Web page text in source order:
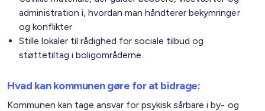
administration i, hvordan man håndterer bekymringer
og konflikter
Stille lokaler til rådighed for sociale tilbud og
støttetiltag i boligområderne.
Hvad kan kommunen gøre for at bidrage:
Kommunen kan tage ansvar for psykisk sårbare i by- og